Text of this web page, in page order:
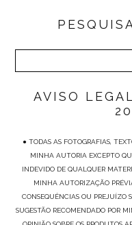
AVISO
● TODAS AS FOTOGRAFIAS,
MINHA AUTORIA EXCEPTO
INDEVIDO DE QUALQUER
MINHA AUTORIZAÇÃO
CONSEQUÊNCIAS OU PREJUÍZO
SUGESTÃO RECOMENDADO POR